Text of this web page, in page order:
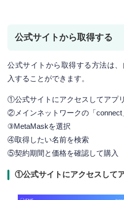
公式サイトから取得する
公式サイトから取得する方法は
入することができます。
①公式サイトにアクセスしてアプ
②メインネットワークの「connect
③MetaMaskを選択
④取得したい名前を検索
⑤契約期間と価格を確認して購入
①公式サイトにアクセスして